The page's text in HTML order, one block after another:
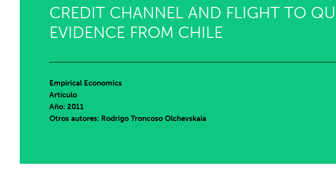
CREDIT CHANNEL AND FLIGHT TO
EVIDENCE FROM CHILE
Empirical Economics
Artículo
Año: 2011
Otros autores: Rodrigo Troncoso Olchevskaia